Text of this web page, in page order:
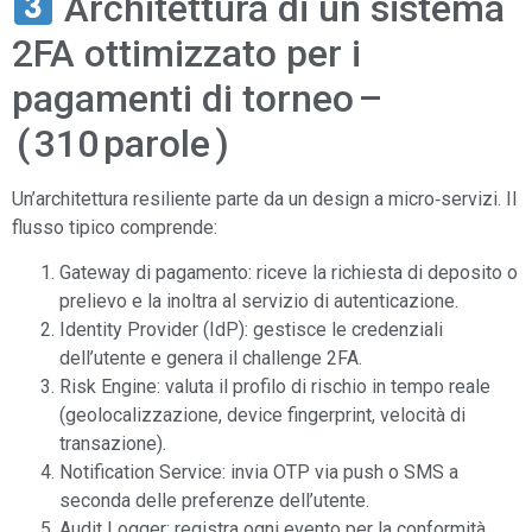
2FA ottimizzato per i
pagamenti di torneo –
( 310 parole )
Un’architettura resiliente parte da un design a micro‑servizi. Il
flusso tipico comprende:
Gateway di pagamento: riceve la richiesta di deposito o
prelievo e la inoltra al servizio di autenticazione.
Identity Provider (IdP): gestisce le credenziali
dell’utente e genera il challenge 2FA.
Risk Engine: valuta il profilo di rischio in tempo reale
(geolocalizzazione, device fingerprint, velocità di
transazione).
Notification Service: invia OTP via push o SMS a
seconda delle preferenze dell’utente.